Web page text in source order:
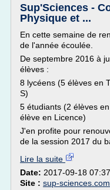
Sup'Sciences -
Physique et ...
En cette semaine de
de l'année écoulée.
De septembre 2016 à
élèves :
8 lycéens (5 élèves en
S)
5 étudiants (2 élèves
élève en Licence)
J'en profite pour
de la session 2017 du
Lire la suite
Date: 2017-09-18
Site : sup-sciences.com